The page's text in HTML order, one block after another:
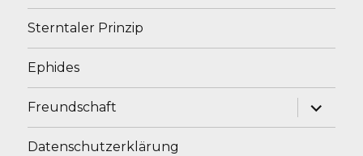
Sterntaler Prinzip
Ephides
Freundschaft
Datenschutzerklärung